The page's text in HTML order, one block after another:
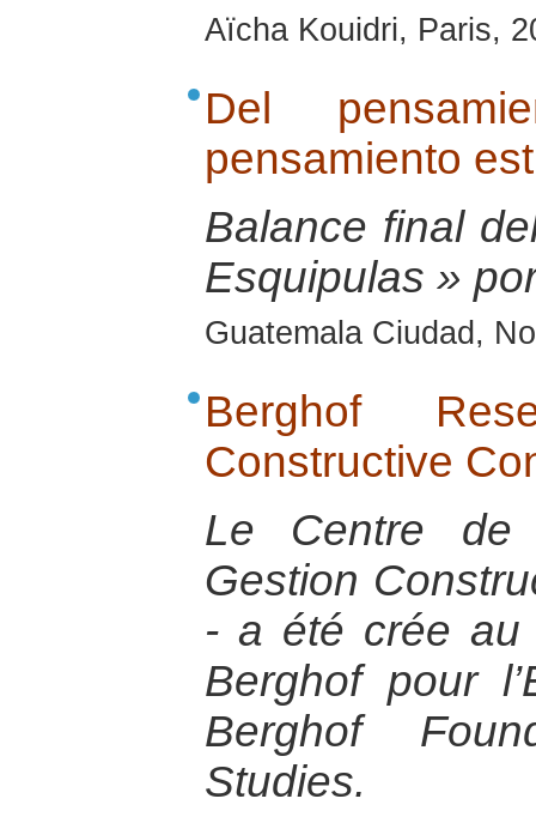
Aïcha Kouidri, Paris,
Del
pensamiento
Balance final
Esquipulas »
Guatemala Ciudad,
Berghof
Constructive
Le Centre de
Gestion
- a été crée au
Berghof pour
Berghof
Studies.